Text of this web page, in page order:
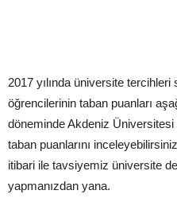
2017 yılında üniversite tercihleri
öğrencilerinin taban puanları
döneminde Akdeniz
taban puanlarını
itibari ile tavsiyemiz üniversite
yapmanızdan yana.